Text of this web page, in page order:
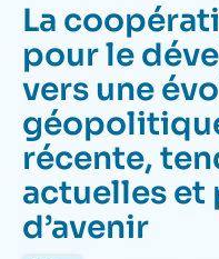
Navigation
principale
L'Ifri
Analyses
Événements
À propos de l'Ifri
L'Ifri en bref
La
pour le
vers une
récente,
actuelles et
d’avenir